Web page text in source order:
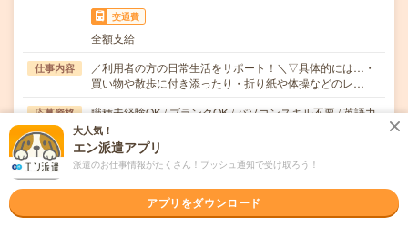
交通費
全額支給
仕事内容
／利用者の方の日常生活をサポート！＼▽具体的には…・
買い物や散歩に付き添ったり・折り紙や体操などのレ…
応募資格
職種未経験OK / ブランクOK / パソコンスキル不要 / 英語力
不要
＼無資格＊未経験OK／★年齢不問・ブランクOK★履歴書
不要・来社不要（電話登録OK）★社会保険完備＼…
大人気！
エン派遣アプリ
派遣のお仕事情報がたくさん！プッシュ通知で受け取ろう！
アプリをダウンロード